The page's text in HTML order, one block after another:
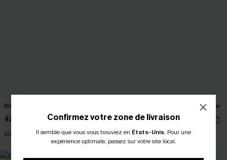
Bikini noir métallique à armature
42,00 €
Armature
Bikini col cœur armature taille basse
32,00 €
Armature
Confirmez votre zone de livraison
Il semble que vous vous trouviez en États-Unis. Pour une
expérience optimale, passez sur votre site local.